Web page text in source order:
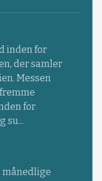
inden for
der samler
Messen
for
su...
månedlige